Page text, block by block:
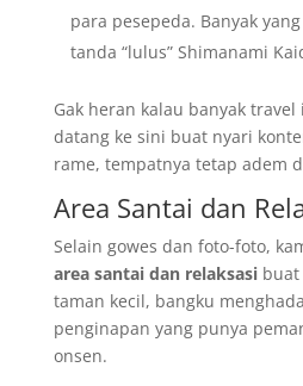
para pesepeda. Banyak
tanda “lulus” Shimanami
Gak heran kalau banyak
datang ke sini buat nyari
rame, tempatnya tetap adem
Area Santai dan
Selain gowes dan foto-foto,
area santai dan relaksasibuat
taman kecil, bangku
penginapan yang punya
onsen.